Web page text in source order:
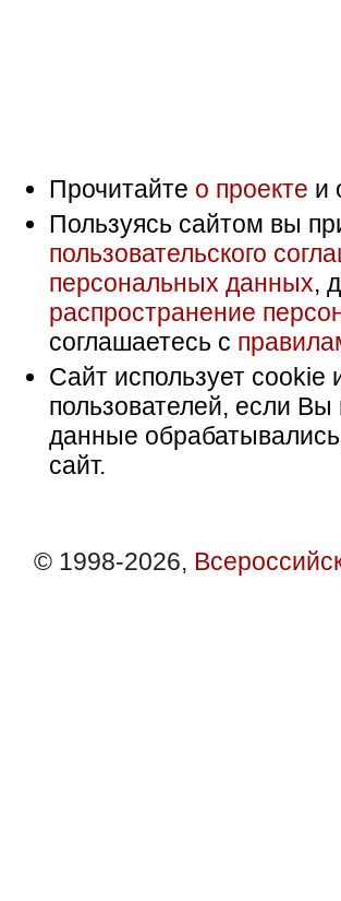
Прочитайте о проекте и
Пользуясь сайтом вы
пользовательского
персональных данных,
распространение
соглашаетесь с
Сайт использует
пользователей, если Вы
данные
сайт.
© 1998-2026,